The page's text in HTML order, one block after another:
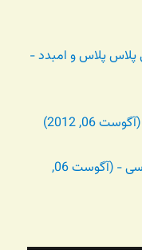
پلاس و امبدد -
06, 2012)
بررسی نیروهای پشت ویکیپدیای فارسی - (آگوست 06,